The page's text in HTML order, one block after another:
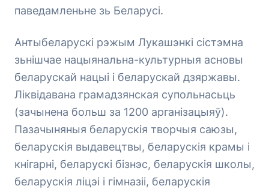
паведамленьне зь Беларусі.
Антыбеларускі рэжым Лукашэнкі сістэмна
зьнішчае нацыянальна-культурныя асновы
беларускай нацыі і беларускай дзяржавы.
Ліквідавана грамадзянская супольнасьць
(зачынена больш за 1200 арганізацыяў).
Пазачыняныя беларускія творчыя саюзы,
беларускія выдавецтвы, беларускія крамы і
кнігарні, беларускі бізнэс, беларускія школы,
беларускія ліцэі і гімназіі, беларускія